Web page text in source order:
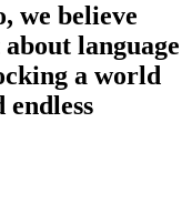
we believe
language
a world